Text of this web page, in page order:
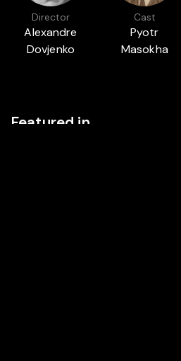
Director
Alexandre
Dovjenko
Cast
Pyotr
Masokha
Featured in